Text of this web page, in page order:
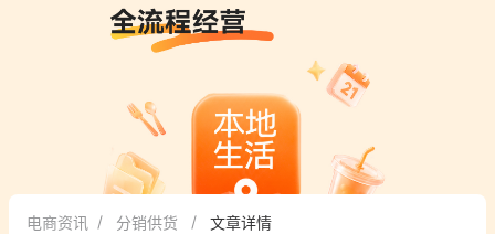
增长方法
有赞专家说
新零售最佳实践
面对面聊增长
电商资讯 分销供货 文章详情